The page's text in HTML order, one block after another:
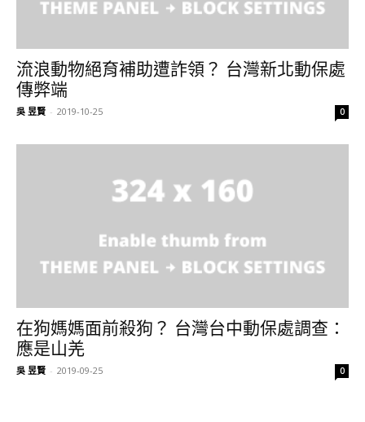
流浪動物絕育補助遭詐領？ 台灣新北動保處
傳弊端
吳 昱賢 - 2019-10-25 0
在狗媽媽面前殺狗？ 台灣台中動保處調查：
應是山羌
吳 昱賢 - 2019-09-25 0